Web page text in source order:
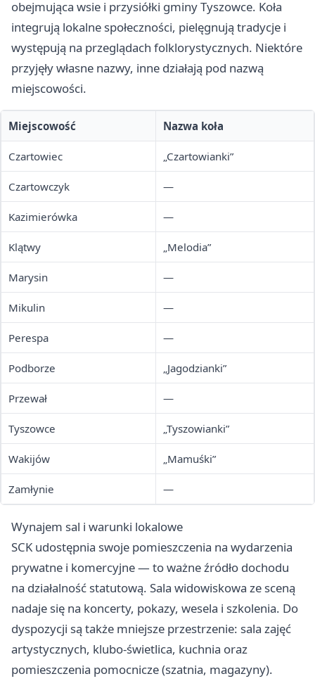
obejmująca wsie i przysiółki gminy Tyszowce. Koła
integrują lokalne społeczności, pielęgnują tradycje i
występują na przeglądach folklorystycznych. Niektóre
przyjęły własne nazwy, inne działają pod nazwą
miejscowości.
Miejscowość Nazwa koła
Czartowiec „Czartowianki”
Czartowczyk —
Kazimierówka —
Klątwy „Melodia”
Marysin —
Mikulin —
Perespa —
Podborze „Jagodzianki”
Przewał —
Tyszowce „Tyszowianki”
Wakijów „Mamuśki”
Zamłynie —
Wynajem sal i warunki lokalowe
SCK udostępnia swoje pomieszczenia na wydarzenia
prywatne i komercyjne — to ważne źródło dochodu
na działalność statutową. Sala widowiskowa ze sceną
nadaje się na koncerty, pokazy, wesela i szkolenia. Do
dyspozycji są także mniejsze przestrzenie: sala zajęć
artystycznych, klubo-świetlica, kuchnia oraz
pomieszczenia pomocnicze (szatnia, magazyny).